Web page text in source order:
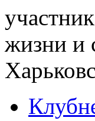
жизни и